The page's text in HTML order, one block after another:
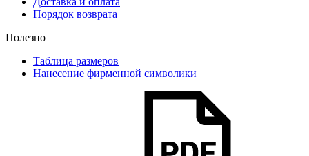
Порядок возврата
Полезно
Таблица размеров
Нанесение фирменной символики